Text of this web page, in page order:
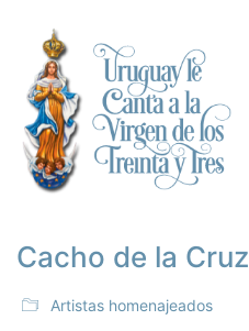
Cacho de la Cruz
Artistas homenajeados